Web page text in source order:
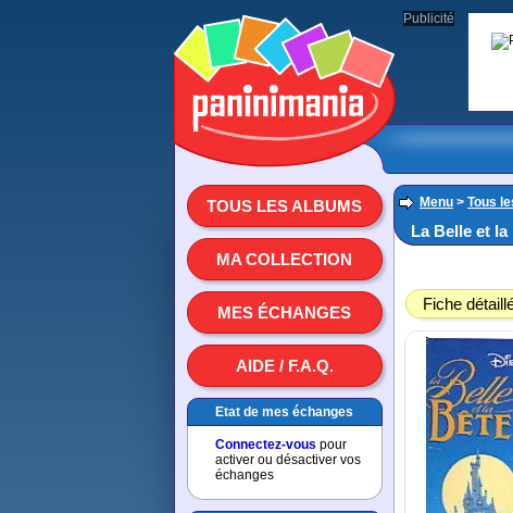
TOUS LES ALBUMS
MA COLLECTION
MES ÉCHANGES
AIDE / F.A.Q.
Etat de mes échanges
Connectez-vous pour
activer ou désactiver vos
échanges
Menu > Tous
La Belle et
Fiche
Publicité